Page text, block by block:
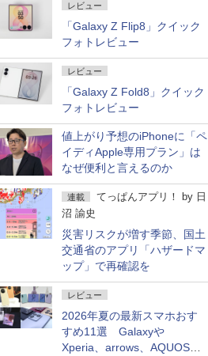
レビュー
「Galaxy Z Flip8」クイック
フォトレビュー
レビュー
「Galaxy Z Fold8」クイック
フォトレビュー
値上がり予想のiPhoneに「ペ
イディApple専用プラン」は
なぜ便利と言えるのか
連載 てっぱんアプリ！ by 日
沼 諭史
災害リスクが増す季節、国土
交通省のアプリ「ハザードマ
ップ」で再確認を
レビュー
2026年夏の最新スマホおす
すめ11選 Galaxyや
Xperia、arrows、AQUOSな